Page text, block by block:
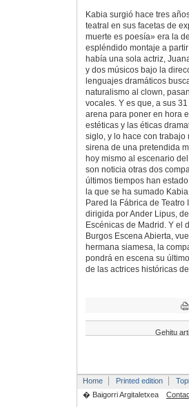
Kabia surgió hace tres
teatral en sus facetas de
muerte es poesía» era la
espléndido montaje a
había una sola actriz,
y dos músicos bajo la
lenguajes dramáticos
naturalismo al clown,
vocales. Y es que, a sus
arena para poner en hora
estéticas y las éticas
siglo, y lo hace con
sirena de una pretendida
hoy mismo al escenario
son noticia otras dos
últimos tiempos han
la que se ha sumado
Pared la Fábrica de
dirigida por Ander Lipus,
Escénicas de Madrid. Y el
Burgos Escena Abierta,
hermana siamesa, la
pondrá en escena su
de las actrices históricas
Gehitu
Home Printed edition
� Baigorri Argitaletxea